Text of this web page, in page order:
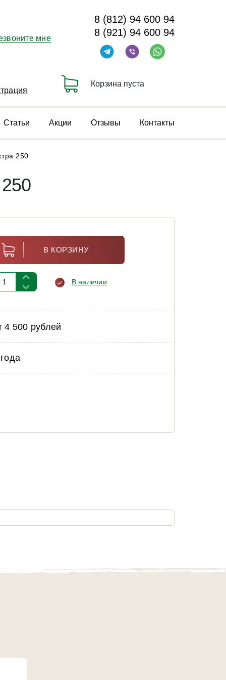
мне
8 (812) 94 600 94
8 (921) 94 600 94
Корзина пуста
Статьи Акции Отзывы Контакты
250
В КОРЗИНУ
В наличии
4 500 рублей